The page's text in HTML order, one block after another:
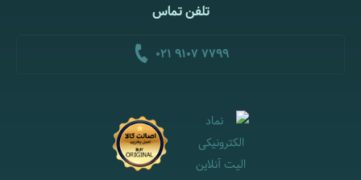
تلفن تماس
021 9107 7799